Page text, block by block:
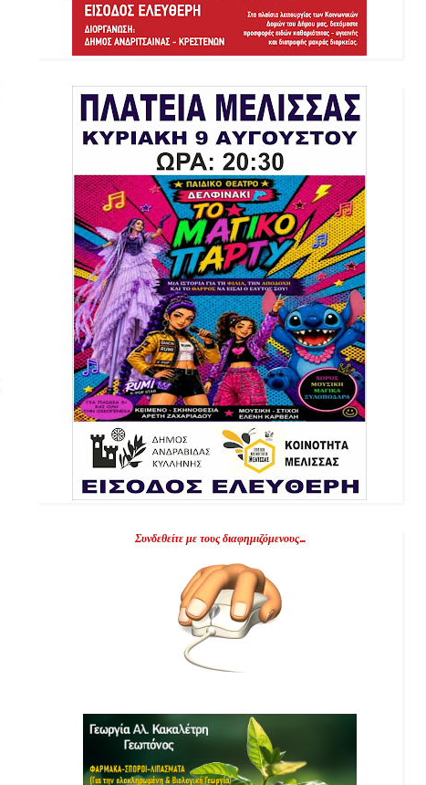
Συνδεθείτε με τους διαφημιζόμενους...